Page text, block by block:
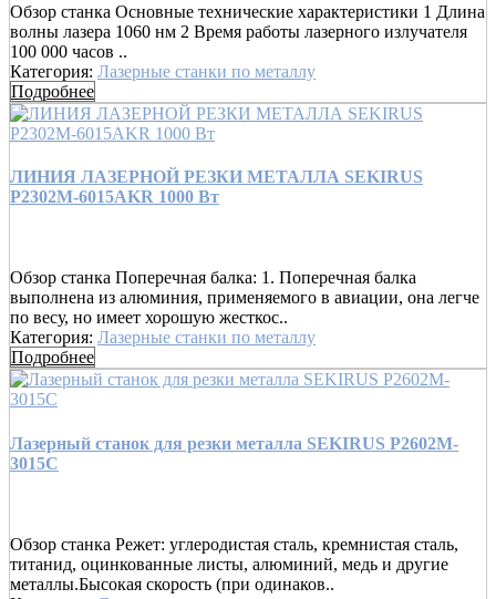
Обзор станка Основные технические характеристики 1 Длина
волны лазера 1060 нм 2 Время работы лазерного излучателя
100 000 часов ..
Категория: Лазерные станки по металлу
Подробнее
ЛИНИЯ ЛАЗЕРНОЙ РЕЗКИ МЕТАЛЛА SEKIRUS
P2302M-6015AKR 1000 Вт
Обзор станка Поперечная балка: 1. Поперечная балка
выполнена из алюминия, применяемого в авиации, она легче
по весу, но имеет хорошую жесткос..
Категория: Лазерные станки по металлу
Подробнее
Лазерный станок для резки металла SEKIRUS P2602M-
3015C
Обзор станка Режет: углеродистая сталь, кремнистая сталь,
титанид, оцинкованные листы, алюминий, медь и другие
металлы.Бысокая скорость (при одинаков..